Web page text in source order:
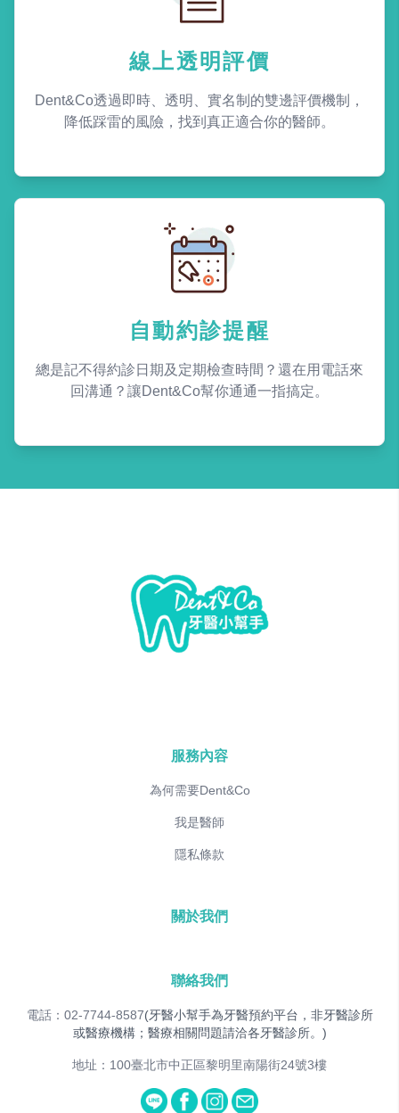
線上透明評價
Dent&Co透過即時、透明、實名制的雙邊評價機制，
降低踩雷的風險，找到真正適合你的醫師。
自動約診提醒
總是記不得約診日期及定期檢查時間？還在用電話來
回溝通？讓Dent&Co幫你通通一指搞定。
服務內容
為何需要Dent&Co
我是醫師
隱私條款
關於我們
聯絡我們
電話：02-7744-8587(牙醫小幫手為牙醫預約平台，非牙醫診所
或醫療機構；醫療相關問題請洽各牙醫診所。)
地址：100臺北市中正區黎明里南陽街24號3樓